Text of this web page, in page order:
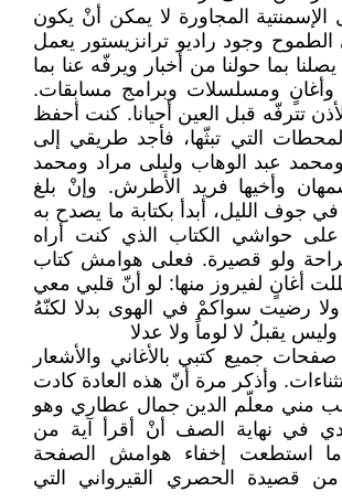
الإسمنتية المجاورة لا يمكن أنْ يكون
وجود راديو ترانزيستور يعمل
يصلنا بما حولنا من أخبار ويرفّه عنا بما
ومسلسلات وبرامج مسابقات.
تترفّه قبل العين أحيانا. كنت أحفظ
التي تبثّها، فأجد طريقي إلى
عبد الوهاب وليلى مراد ومحمد
وأخيها فريد الأطرش. وإنْ بلغ
جوف الليل، أبدأ بكتابة ما يصدح به
على حواشي الكتاب الذي كنت أراه
ولو قصيرة. فعلى هوامش كتاب
أغانٍ لفيروز منها: لو أنّ قلبي معي
رضيت سواكمْ في الهوى بدلا لكنّهُ
يقبلُ لا لوماً ولا عدلا
جميع كتبي بالأغاني والأشعار
وأذكر مرة أنّ هذه العادة كادت
مني معلّم الدين جمال عطاري وهو
في نهاية الصف أنْ أقرأ آية من
ما استطعت إخفاء هوامش الصفحة
من قصيدة الحصري القيرواني التي